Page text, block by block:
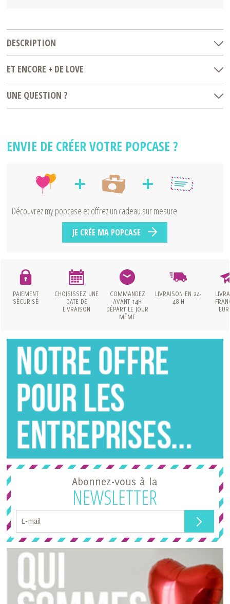
DESCRIPTION
ET ENCORE + DE LOVE
UNE QUESTION ?
ENVIE DE CRÉER VOTRE POPCASE ?
Découvrez my popcase et offrez un cadeau sur mesure
JE CRÉE MA POPCASE
PAIEMENT
SÉCURISÉ
CHOISISSEZ UNE
DATE DE
LIVRAISON
COMMANDEZ
AVANT 14H
DÉPART LE JOUR
MÊME
LIVRAISON EN 24-
48 H
Abonnez-vous à la
NEWSLETTER